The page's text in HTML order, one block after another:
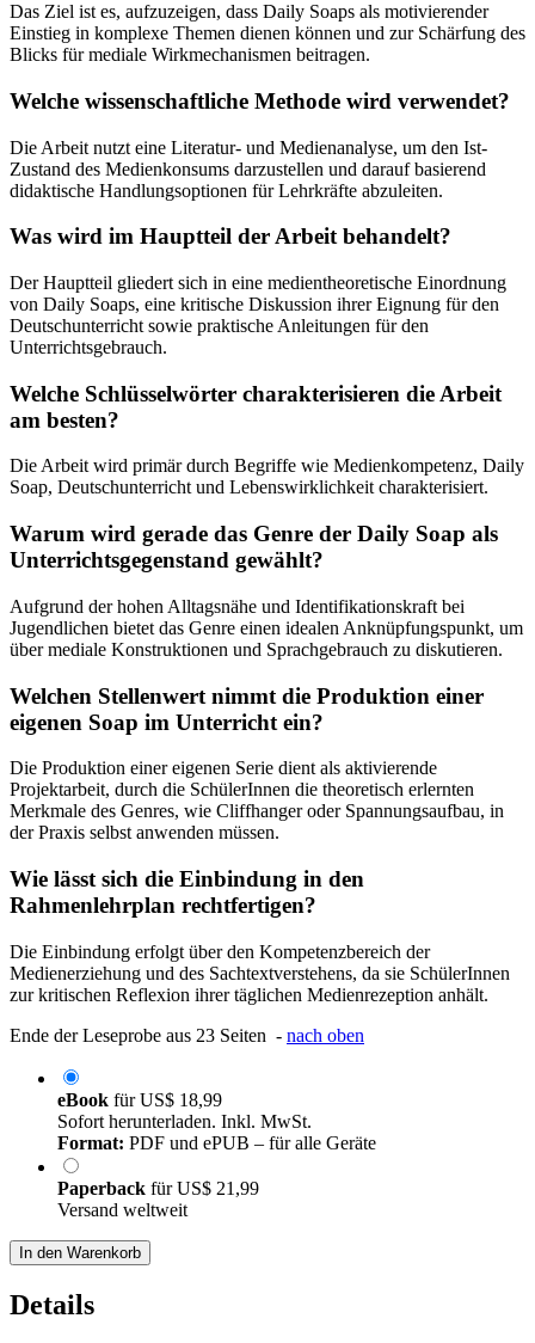
Das Ziel ist es, aufzuzeigen, dass Daily Soaps als motivierender
Einstieg in komplexe Themen dienen können und zur Schärfung des
Blicks für mediale Wirkmechanismen beitragen.
Welche wissenschaftliche Methode wird verwendet?
Die Arbeit nutzt eine Literatur- und Medienanalyse, um den Ist-
Zustand des Medienkonsums darzustellen und darauf basierend
didaktische Handlungsoptionen für Lehrkräfte abzuleiten.
Was wird im Hauptteil der Arbeit behandelt?
Der Hauptteil gliedert sich in eine medientheoretische Einordnung
von Daily Soaps, eine kritische Diskussion ihrer Eignung für den
Deutschunterricht sowie praktische Anleitungen für den
Unterrichtsgebrauch.
Welche Schlüsselwörter charakterisieren die Arbeit
am besten?
Die Arbeit wird primär durch Begriffe wie Medienkompetenz, Daily
Soap, Deutschunterricht und Lebenswirklichkeit charakterisiert.
Warum wird gerade das Genre der Daily Soap als
Unterrichtsgegenstand gewählt?
Aufgrund der hohen Alltagsnähe und Identifikationskraft bei
Jugendlichen bietet das Genre einen idealen Anknüpfungspunkt, um
über mediale Konstruktionen und Sprachgebrauch zu diskutieren.
Welchen Stellenwert nimmt die Produktion einer
eigenen Soap im Unterricht ein?
Die Produktion einer eigenen Serie dient als aktivierende
Projektarbeit, durch die SchülerInnen die theoretisch erlernten
Merkmale des Genres, wie Cliffhanger oder Spannungsaufbau, in
der Praxis selbst anwenden müssen.
Wie lässt sich die Einbindung in den
Rahmenlehrplan rechtfertigen?
Die Einbindung erfolgt über den Kompetenzbereich der
Medienerziehung und des Sachtextverstehens, da sie SchülerInnen
zur kritischen Reflexion ihrer täglichen Medienrezeption anhält.
Ende der Leseprobe aus 23 Seiten - nach oben
eBook fürUS$ 18,99
Sofort herunterladen. Inkl. MwSt.
Format: PDF und ePUB – für alle Geräte
Paperback fürUS$ 21,99
Versand weltweit
In den Warenkorb
Details